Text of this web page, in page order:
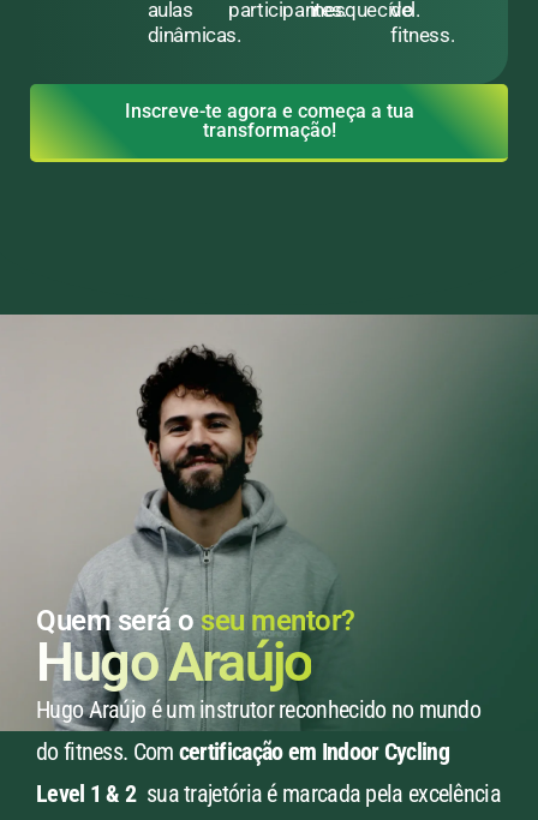
aulas
dinâmicas.
participantes.inesquecível.
do
fitness.
Inscreve-te agora e começa a tua
transformação!
Quem será o seu mentor?
Hugo Araújo
Hugo Araújo é um instrutor reconhecido no mundo
do fitness. Com certificação em Indoor Cycling
Level 1 & 2 sua trajetória é marcada pela excelência